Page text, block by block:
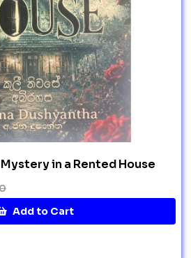
in a Rented House
Add to Cart